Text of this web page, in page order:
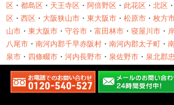
区 ・ 都島区 ・ 天王寺区 ・ 阿倍野区 ・ 此花区 ・ 北区 ・
区 ・ 西区 ・ 大阪狭山市 ・ 東大阪市 ・ 松原市 ・ 枚方
山市 ・ 東大阪市 ・ 守谷市 ・ 富田林市 ・ 寝屋川市 ・
八尾市 ・ 南河内郡千早赤阪村 ・ 南河内郡太子町 ・
泉市 ・ 四條畷市 ・ 河内長野市 ・ 泉佐野市 ・ 泉北郡
町・泉南郡熊取町・泉南郡田尻町・泉大津市・箕
井寺市・豊中市・貝塚市・ 門真市 ・阪南市・高槻